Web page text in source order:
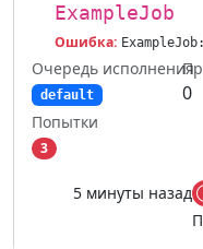
ExampleJob
Ошибка:
Очередь исполнения
default 0
Попытки
3
5 минуты назад